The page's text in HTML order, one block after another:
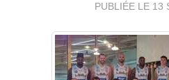
PUBLIÉE LE 13